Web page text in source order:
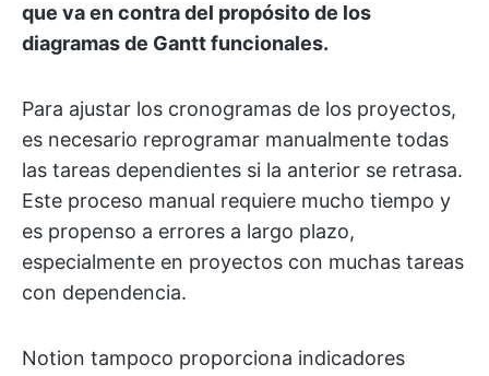
que va en contra del propósito de los
diagramas de Gantt funcionales.
Para ajustar los cronogramas de los proyectos,
es necesario reprogramar manualmente todas
las tareas dependientes si la anterior se retrasa.
Este proceso manual requiere mucho tiempo y
es propenso a errores a largo plazo,
especialmente en proyectos con muchas tareas
con dependencia.
Notion tampoco proporciona indicadores